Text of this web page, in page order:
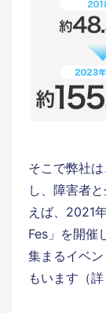
そこで弊社
し、障害者
えば、2021
Fes」を開催
集まるイベ
もいます（